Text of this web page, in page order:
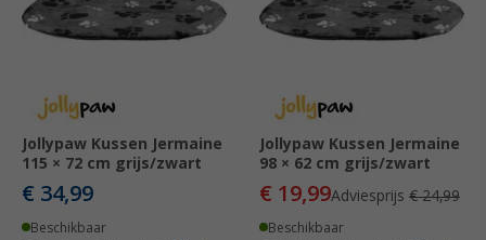
Jollypaw Kussen Jermaine
115 × 72 cm grijs/zwart
€ 34,99
Beschikbaar
Jollypaw Kussen Jermaine
98 × 62 cm grijs/zwart
€ 19,99Adviesprijs € 24,99
Beschikbaar